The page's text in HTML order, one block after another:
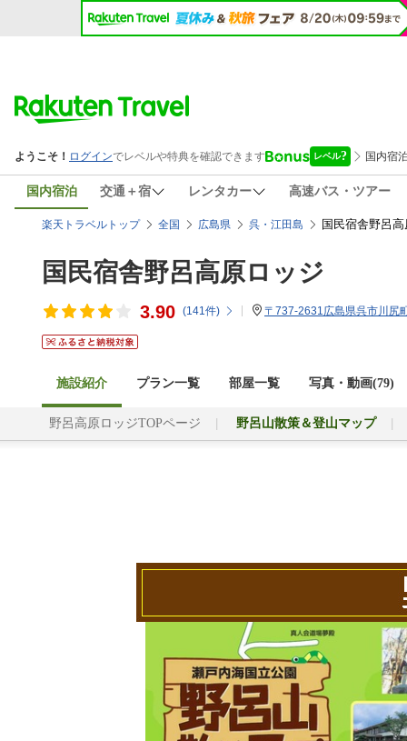
国内宿泊 交通＋宿 レンタカー 高速バス・ツアー
楽天トラベルトップ 全国 広島県 呉・江田島 国民宿舎野呂
国民宿舎野呂高原ロッジ
3.90 (141件) 〒737-2631広島県呉市川尻
施設紹介 プラン一覧 部屋一覧 写真・動画(79)
野呂高原ロッジTOPページ 野呂山散策＆登山マップ